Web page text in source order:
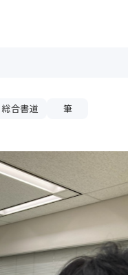
総合書道 筆